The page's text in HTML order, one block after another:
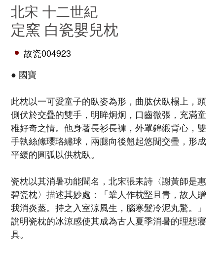
北宋 十二世紀
定窯 白瓷嬰兒枕
故瓷004923
● 國寶
此枕以一可愛童子的臥姿為形，曲肱伏臥榻上，頭
側伏於交疊的雙手，明眸炯炯，口齒微張，充滿童
稚好奇之情。他身著長衫長褲，外罩錦緞背心，雙
手執絲絛瓔珞繡球，兩腿向後翹起悠閒交疊，形成
平緩的圓弧以供枕臥。
瓷枕以其消暑功能聞名，北宋張耒詩〈謝黃師是惠
碧瓷枕〉描述其妙處：「鞏人作枕堅且青，故人贈
我消炎蒸。持之入室涼風生，腦寒髮冷泥丸驚。」
說明瓷枕的冰涼感使其成為古人夏季消暑的理想寢
具。